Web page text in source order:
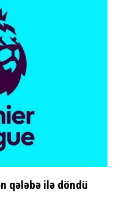
qələbə ilə döndü